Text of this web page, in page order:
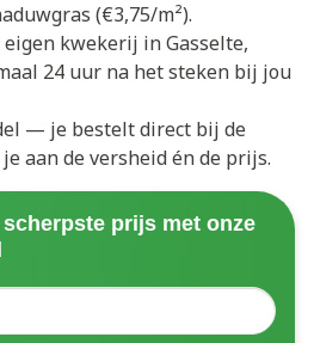
(€3,75/m²).
kwekerij in Gasselte,
24 uur na het steken bij jou
— je bestelt direct bij de
aan de versheid én de prijs.
prijs met onze